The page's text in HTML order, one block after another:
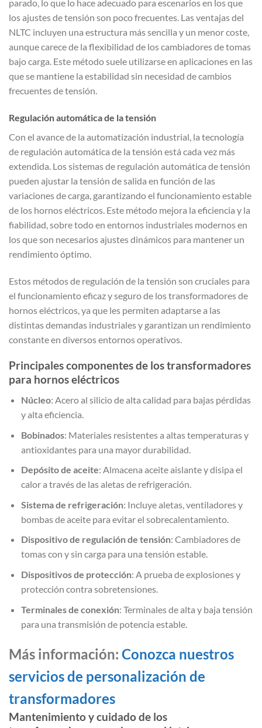
parado, lo que lo hace adecuado para escenarios en los que
los ajustes de tensión son poco frecuentes. Las ventajas del
NLTC incluyen una estructura más sencilla y un menor coste,
aunque carece de la flexibilidad de los cambiadores de tomas
bajo carga. Este método suele utilizarse en aplicaciones en las
que se mantiene la estabilidad sin necesidad de cambios
frecuentes de tensión.
Regulación automática de la tensión
Con el avance de la automatización industrial, la tecnología
de regulación automática de la tensión está cada vez más
extendida. Los sistemas de regulación automática de tensión
pueden ajustar la tensión de salida en función de las
variaciones de carga, garantizando el funcionamiento estable
de los hornos eléctricos. Este método mejora la eficiencia y la
fiabilidad, sobre todo en entornos industriales modernos en
los que son necesarios ajustes dinámicos para mantener un
rendimiento óptimo.
Estos métodos de regulación de la tensión son cruciales para
el funcionamiento eficaz y seguro de los transformadores de
hornos eléctricos, ya que les permiten adaptarse a las
distintas demandas industriales y garantizan un rendimiento
constante en diversos entornos operativos.
Principales componentes de los transformadores
para hornos eléctricos
Núcleo: Acero al silicio de alta calidad para bajas pérdidas
y alta eficiencia.
Bobinados: Materiales resistentes a altas temperaturas y
antioxidantes para una mayor durabilidad.
Depósito de aceite: Almacena aceite aislante y disipa el
calor a través de las aletas de refrigeración.
Sistema de refrigeración: Incluye aletas, ventiladores y
bombas de aceite para evitar el sobrecalentamiento.
Dispositivo de regulación de tensión: Cambiadores de
tomas con y sin carga para una tensión estable.
Dispositivos de protección: A prueba de explosiones y
protección contra sobretensiones.
Terminales de conexión: Terminales de alta y baja tensión
para una transmisión de potencia estable.
Más información: Conozca nuestros
servicios de personalización de
transformadores
Mantenimiento y cuidado de los